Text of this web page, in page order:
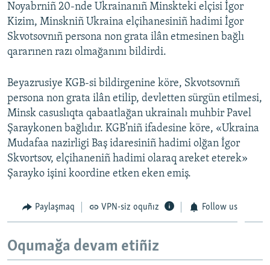
Noyabrniñ 20-nde Ukrainanıñ Minskteki elçisi İgor
Kizim, Minskniñ Ukraina elçihanesiniñ hadimi İgor
Skvotsovnıñ persona non grata ilân etmesinen bağlı
qararınen razı olmağanını bildirdi.
Beyazrusiye KGB-si bildirgenine köre, Skvotsovnıñ
persona non grata ilân etilip, devletten sürgün etilmesi,
Minsk casuslıqta qabaatlağan ukrainalı muhbir Pavel
Şaraykonen bağlıdır. KGB’niñ ifadesine köre, «Ukraina
Mudafaa nazirligi Baş idaresiniñ hadimi olğan İgor
Skvortsov, elçihaneniñ hadimi olaraq areket eterek»
Şarayko işini koordine etken eken emiş.
Paylaşmaq VPN-siz oquñız Follow us
Oqumağa devam etiñiz